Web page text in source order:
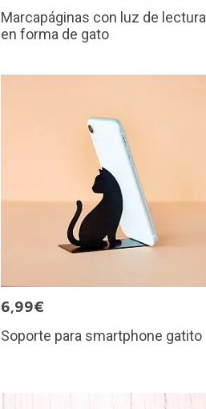
Marcapáginas con luz de lectura
en forma de gato
6,99€
Soporte para smartphone gatito